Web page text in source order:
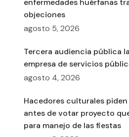
objeciones
agosto 5, 2026
Tercera audiencia pública
empresa de servicios
agosto 4, 2026
Hacedores culturales
antes de votar proyecto
para manejo de las fiestas